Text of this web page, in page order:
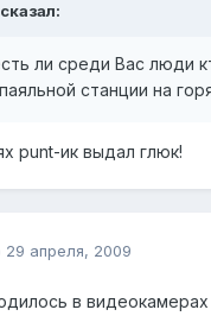
ли среди Вас люди
станции на
punt-ик выдал глюк!
29 апреля, 2009
в